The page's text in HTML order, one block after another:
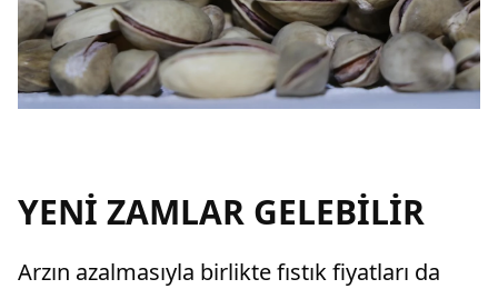
YENİ ZAMLAR GELEBİLİR
Arzın azalmasıyla birlikte fıstık fiyatları da